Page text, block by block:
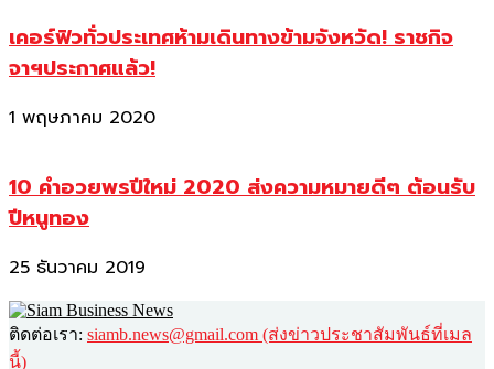
เคอร์ฟิวทั่วประเทศห้ามเดินทางข้ามจังหวัด! ราชกิจ
จาฯประกาศแล้ว!
1 พฤษภาคม 2020
10 คำอวยพรปีใหม่ 2020 ส่งความหมายดีๆ ต้อนรับ
ปีหนูทอง
25 ธันวาคม 2019
ติดต่อเรา: siamb.news@gmail.com (ส่งข่าวประชาสัมพันธ์ที่เมล
นี้)